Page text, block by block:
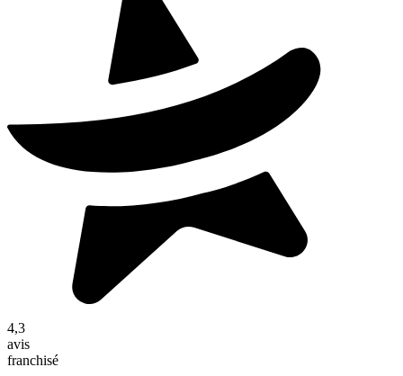
4,3
avis
franchisé